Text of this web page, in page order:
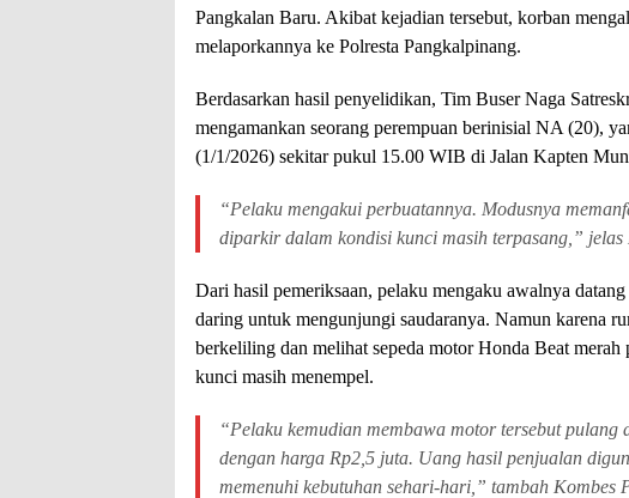
Pangkalan Baru. Akibat kejadian tersebut, korban
melaporkannya ke Polresta Pangkalpinang.
Berdasarkan hasil penyelidikan, Tim Buser Naga
mengamankan seorang perempuan berinisial NA (20),
(1/1/2026) sekitar pukul 15.00 WIB di Jalan Kapten
“Pelaku mengakui perbuatannya. Modusnya
diparkir dalam kondisi kunci masih terpasang,” jelas
Dari hasil pemeriksaan, pelaku mengaku awalnya
daring untuk mengunjungi saudaranya. Namun karena
berkeliling dan melihat sepeda motor Honda Beat
kunci masih menempel.
“Pelaku kemudian membawa motor tersebut
dengan harga Rp2,5 juta. Uang hasil penjualan
memenuhi kebutuhan sehari-hari,” tambah Kombes